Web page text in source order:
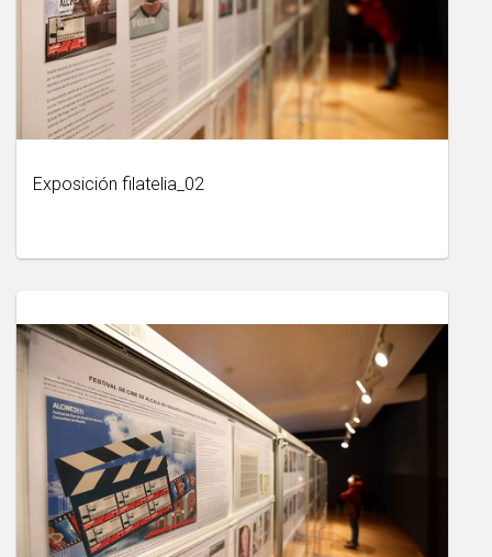
Exposición filatelia_02